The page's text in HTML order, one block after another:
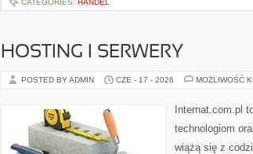
CATEGORIES: HANDEL
HOSTING I SERWERY
POSTED BY ADMIN CZE - 17 - 2026 MOŻLIWOŚĆ
Internat.com.pl
technologiom
wiążą się z